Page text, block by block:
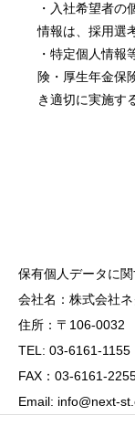
・入社希望者の
情報は、採用選
・特定個人情
険・厚生年金保
き適切に実施す
保有個人データに
会社名：株式会社
住所：〒106-0032
TEL: 03-6161-1155
FAX：03-6161-
Email: info@next-